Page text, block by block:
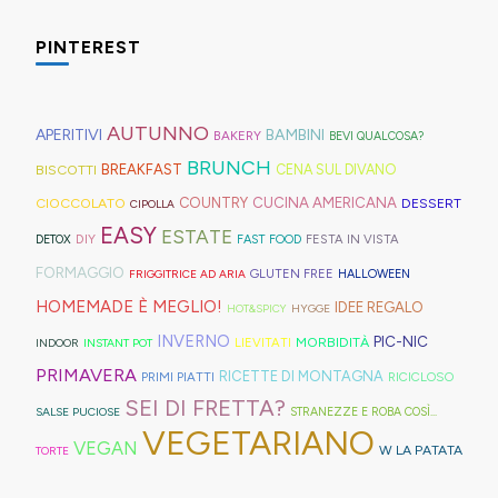
in
I
di
crema.
tè
Hong
Kong
con
la
Sprite?
montagna
anche
in
Trentino
Alto
Adige.
fonte
di
per
idee
e
ricette
panini
alle
olive
in
a
strisce
ed
elastici
quelli
in
gomma
che
trovate
davvero
tante,
ma
incontro
alle
diverse
esigenze,
PINTEREST
APERITIVI AUTUNNO BAKERY BAMBINI BEVI QUALCOSA?
BISCOTTI BREAKFAST BRUNCH CENA SUL DIVANO
CIOCCOLATO CIPOLLA COUNTRY CUCINA AMERICANA DESSERT
DETOX DIY EASY ESTATE FAST FOOD FESTA IN VISTA
FORMAGGIO FRIGGITRICE AD ARIA GLUTEN FREE HALLOWEEN
HOMEMADE È MEGLIO! HOT&SPICY HYGGE IDEE REGALO
INDOOR INSTANT POT INVERNO LIEVITATI MORBIDITÀ PIC-NIC
PRIMAVERA PRIMI PIATTI RICETTE DI MONTAGNA RICICLOSO
SALSE PUCIOSE SEI DI FRETTA? STRANEZZE E ROBA COSÌ...
TORTE VEGAN VEGETARIANO W LA PATATA